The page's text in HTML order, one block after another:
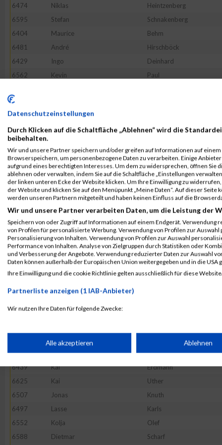
6474
Niklas Heintzenberg
6595
Stefan Schnakenberg
6404
Maurice Behm
6481
André Hirschböck
6429
Ingo Deinhard
6562
Kevin Paul
6484
6401
Marco
6523
Andre Lax
6518
Matthias Laatsch
6423
Ole Christiansen
6468
Maximilian Gustmann
6512
Birgit Krämer
6406
Thies Behrens
6646
Kemal Yagmur
6402
Oliver Bauer
6579
Dominic Riebe
6397
Bahlmann
6565
Anna
Christoph
6476
Michael Henke
6439
Kai Erdmann
6625
Kai Uther
6507
Jonas Knuth
6497
Lasse Karls
6552
Kolja Olef
6588
Dietmar Scharf
Datenschutzeinstellungen
Durch Klicken auf die Schaltfläche „Ablehnen“ wird die
beibehalten.
Wir und unsere Partner speichern und/oder greifen auf Informationen auf einem
Browserspeichern, um personenbezogene Daten zu verarbeiten. Einige
aufgrund eines berechtigten Interesses. Um dem zu widersprechen, öffnen Sie
ablehnen oder verwalten, indem Sie auf die Schaltfläche „Einstellungen
der linken unteren Ecke der Website klicken. Um Ihre Einwilligung zu
der Website und klicken Sie auf den Menüpunkt „Meine Daten“. Auf dieser
werden unseren Partnern mitgeteilt und haben keinen Einfluss auf die
Wir und unsere Partner verarbeiten Daten, um die Leistung der
Speichern von oder Zugriff auf Informationen auf einem Endgerät. Verwendung
von Profilen für personalisierte Werbung. Verwendung von Profilen zur
Personalisierung von Inhalten. Verwendung von Profilen zur Auswahl
Performance von Inhalten. Analyse von Zielgruppen durch Statistiken oder
und Verbesserung der Angebote. Verwendung reduzierter Daten zur Auswahl
Daten können außerhalb der Europäischen Union weitergegeben und in die USA
Ihre Einwilligung und die cookie Richtlinie gelten ausschließlich für diese
Partnerliste anzeigen (1 IAB-Anbieter)
Wir nutzen Ihre Daten für folgende Zwecke:
Speichern von oder Zugriff auf Informationen auf einem
Verwendung reduzierter Daten zur Auswahl von Werbeanzeigen
Verwendung von Profilen zur Auswahl personalisierter Werbung
Alle akzeptieren Ablehnen